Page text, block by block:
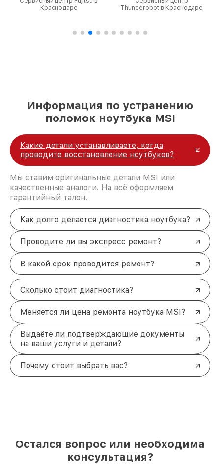
Краснодаре
Thunderobot в Краснодаре
Информация по устранению
поломок ноутбука MSI
Какие детали устанавливаете, когда
проводите восстановление ноутбуков?
Мы ставим оригинальные детали MSI или
качественные аналоги. На всё оформляем
гарантийный талон.
Как долго делается диагностика ноутбука?
Проводите ли вы экспресс ремонт?
В какой срок проводится ремонт?
Сколько стоит диагностика?
Меняется ли цена ремонта ноутбука MSI?
Выдаёте ли подтверждающие документы
на ваши услуги и детали?
Почему стоит выбрать вас?
Остался вопрос или необходима
консультация?